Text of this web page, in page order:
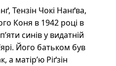
Тензін Чокі Нанґва,
Коня в 1942 році в
синів у видатній
Його батьком був
а матір’ю Ріґзін